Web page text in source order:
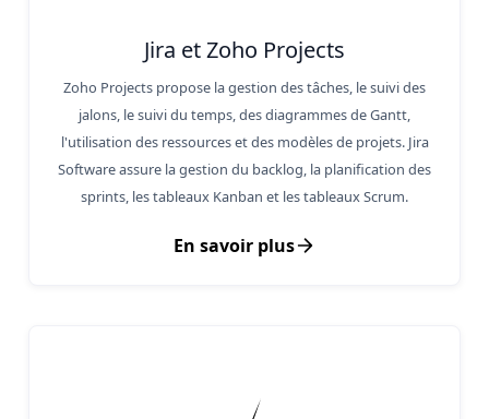
Jira et Zoho Projects
Zoho Projects propose la gestion des tâches, le suivi des
jalons, le suivi du temps, des diagrammes de Gantt,
l'utilisation des ressources et des modèles de projets. Jira
Software assure la gestion du backlog, la planification des
sprints, les tableaux Kanban et les tableaux Scrum.
En savoir plus